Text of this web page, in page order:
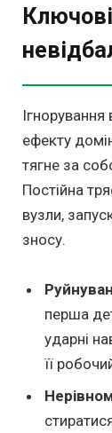
ефекту
тягне за
Постійна
вузли,
зносу.
перша
ударні
її